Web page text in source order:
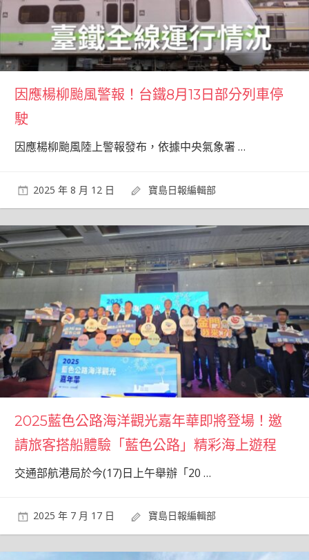
因應楊柳颱風警報！台鐵8月13日部分列車停
駛
因應楊柳颱風陸上警報發布，依據中央氣象署…
2025 年 8 月 12 日 寶島日報編輯部
2025藍色公路海洋觀光嘉年華即將登場！邀
請旅客搭船體驗「藍色公路」精彩海上遊程
交通部航港局於今(17)日上午舉辦「20…
2025 年 7 月 17 日 寶島日報編輯部